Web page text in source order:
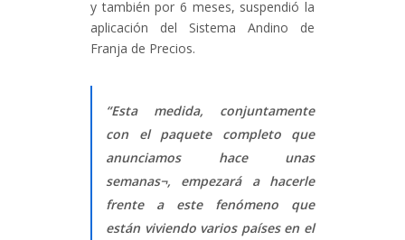
y también por 6 meses, suspendió la
aplicación del Sistema Andino de
Franja de Precios.
“Esta medida, conjuntamente
con el paquete completo que
anunciamos hace unas
semanas¬, empezará a hacerle
frente a este fenómeno que
están viviendo varios países en el